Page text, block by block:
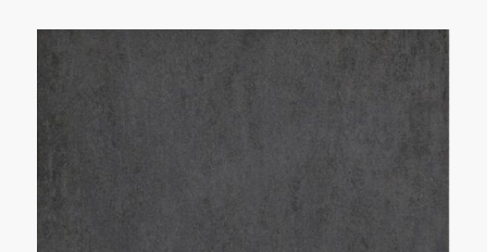
oli:
is: